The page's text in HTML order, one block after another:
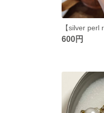
【silver perl
600円